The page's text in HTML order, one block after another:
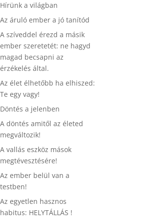
Hírünk a világban
Az áruló ember a jó tanítód
A szíveddel érezd a másik
ember szeretetét: ne hagyd
magad becsapni az
érzékelés által.
Az élet élhetőbb ha elhiszed:
Te egy vagy!
Döntés a jelenben
A döntés amitől az életed
megváltozik!
A vallás eszköz mások
megtévesztésére!
Az ember belül van a
testben!
Az egyetlen hasznos
habitus: HELYTÁLLÁS !